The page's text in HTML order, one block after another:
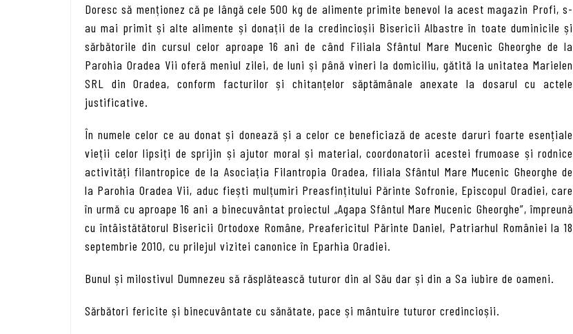
Doresc să menționez că pe lângă cele 500 kg de alimente primite benevol la acest magazin Profi, s-
au mai primit și alte alimente și donații de la credincioșii Bisericii Albastre în toate duminicile și
sărbătorile din cursul celor aproape 16 ani de când Filiala Sfântul Mare Mucenic Gheorghe de la
Parohia Oradea Vii oferă meniul zilei, de luni și până vineri la domiciliu, gătită la unitatea Marielen
SRL din Oradea, conform facturilor și chitanțelor săptămânale anexate la dosarul cu actele
justificative.
În numele celor ce au donat și donează și a celor ce beneficiază de aceste daruri foarte esențiale
vieții celor lipsiți de sprijin și ajutor moral și material, coordonatorii acestei frumoase și rodnice
activități filantropice de la Asociația Filantropia Oradea, filiala Sfântul Mare Mucenic Gheorghe de
la Parohia Oradea Vii, aduc fiești mulțumiri Preasfințitului Părinte Sofronie, Episcopul Oradiei, care
în urmă cu aproape 16 ani a binecuvântat proiectul „Agapa Sfântul Mare Mucenic Gheorghe”, împreună
cu întâistătătorul Bisericii Ortodoxe Române, Preafericitul Părinte Daniel, Patriarhul României la 18
septembrie 2010, cu prilejul vizitei canonice în Eparhia Oradiei.
Bunul și milostivul Dumnezeu să răsplătească tuturor din al Său dar și din a Sa iubire de oameni.
Sărbători fericite și binecuvântate cu sănătate, pace și mântuire tuturor credincioșii.